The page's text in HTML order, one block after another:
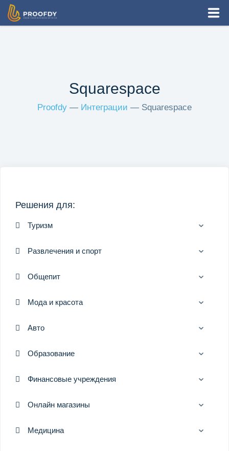
Squarespace
Proofdy — Интеграции — Squarespace
Решения для:
Туризм
Развлечения и спорт
Общепит
Мода и красота
Авто
Образование
Финансовые учреждения
Онлайн магазины
Медицина